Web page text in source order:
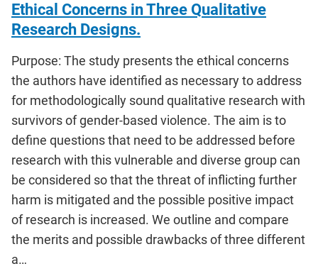
Ethical Concerns in Three Qualitative
Research Designs.
Purpose: The study presents the ethical concerns
the authors have identified as necessary to address
for methodologically sound qualitative research with
survivors of gender-based violence. The aim is to
define questions that need to be addressed before
research with this vulnerable and diverse group can
be considered so that the threat of inflicting further
harm is mitigated and the possible positive impact
of research is increased. We outline and compare
the merits and possible drawbacks of three different
a…